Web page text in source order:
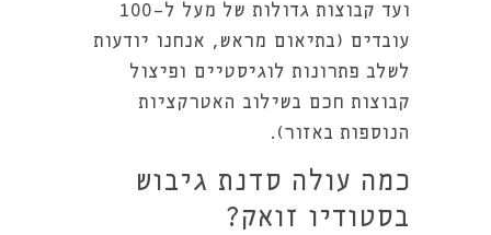
ועד קבוצות גדולות של מעל ל-100
עובדים (בתיאום מראש, אנחנו יודעות
לשלב פתרונות לוגיסטיים ופיצול
קבוצות חכם בשילוב האטרקציות
הנוספות באזור).
כמה עולה סדנת גיבוש
בסטודיו זואק?